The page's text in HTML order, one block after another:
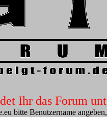
Ihr das Forum
bitte Benutzername